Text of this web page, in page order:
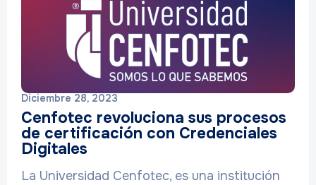
Diciembre 28, 2023
Cenfotec revoluciona sus procesos
de certificación con Credenciales
Digitales
La Universidad Cenfotec, es una institución